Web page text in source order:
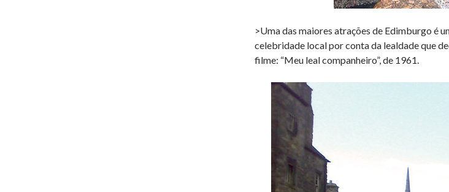
>Uma das maiores atrações de Edimburgo é
celebridade local por conta da lealdade que
filme: “Meu leal companheiro”, de 1961.